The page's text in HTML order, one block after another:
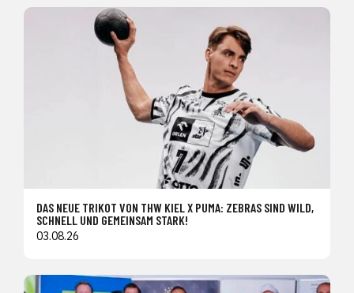
DAS NEUE TRIKOT VON THW KIEL X PUMA: ZEBRAS SIND WILD,
SCHNELL UND GEMEINSAM STARK!
03.08.26